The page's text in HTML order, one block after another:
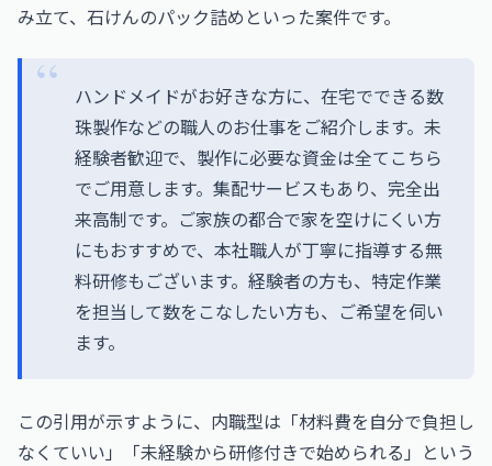
み立て、石けんのパック詰めといった案件です。
ハンドメイドがお好きな方に、在宅でできる数
珠製作などの職人のお仕事をご紹介します。未
経験者歓迎で、製作に必要な資金は全てこちら
でご用意します。集配サービスもあり、完全出
来高制です。ご家族の都合で家を空けにくい方
にもおすすめで、本社職人が丁寧に指導する無
料研修もございます。経験者の方も、特定作業
を担当して数をこなしたい方も、ご希望を伺い
ます。
この引用が示すように、内職型は「材料費を自分で負担し
なくていい」「未経験から研修付きで始められる」という